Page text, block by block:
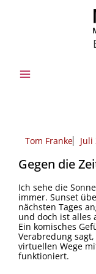
Tom Franke Juli
Gegen die
Ich sehe die
immer. Sunset
nächsten Tages
und doch ist alles
Ein komisches
Verabredung
virtuellen Wege
funktioniert.